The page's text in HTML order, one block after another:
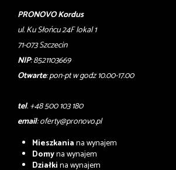
PRONOVO Kordus
ul. Ku Słońcu 24F lokal 1
71-073 Szczecin
NIP: 8521103669
Otwarte: pon-pt w godz 10.00-17.00
tel. +48 500 103 180
email:oferty@pronovo.pl
Mieszkaniana wynajem
Domyna wynajem
Działkina wynajem